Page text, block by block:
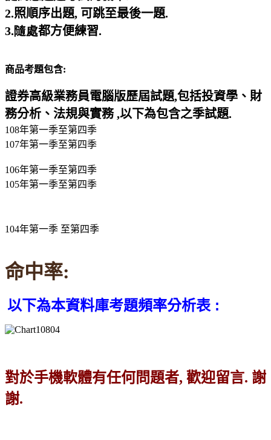
2.照順序出題, 可跳至最後一題.
3.隨處都方便練習.
商品考題包含:
證券高級業務員電腦版歷屆試題,包括投資學、財
務分析、法規與實務,以下為包含之季試題.
108年第一季至第四季
107年第一季至第四季
106年第一季至第四季
105年第一季至第四季
104年第一季 至第四季
命中率:
以下為本資料庫考題頻率分析表 :
對於手機軟體有任何問題者, 歡迎留言. 謝
謝.